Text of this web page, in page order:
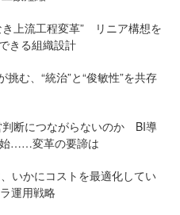
き上流工程変革” リニア構想を
きる組織設計
む、“統治”と“俊敏性”を共存
判断につながらないのか BI導
始……変革の要諦は
いかにコストを最適化してい
運用戦略